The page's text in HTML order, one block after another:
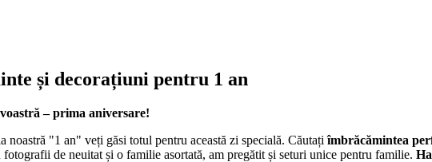
și decorațiuni pentru 1 an
– prima aniversare!
noastră "1 an" veți găsi totul pentru această zi specială. Căutațiîmbrăcămintea
fotografii de neuitat și o familie asortată, am pregătit și seturi unice pentru familie.